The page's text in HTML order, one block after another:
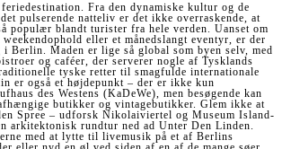
Fra den dynamiske kultur og de
pulserende natteliv er det ikke overraskende, at
populær blandt turister fra hele verden. Uanset om
eller et månedslangt eventyr, er der
i Berlin. Maden er lige så global som byen selv, med
og caféer, der serverer nogle af Tysklands
tyske retter til smagfulde internationale
er også et højdepunkt – der er ikke kun
des Westens (KaDeWe), men besøgende kan
butikker og vintagebutikker. Glem ikke at
Spree – udforsk Nikolaiviertel og Museum Island-
arkitektonisk rundtur ned ad Unter Den Linden.
med at lytte til livemusik på et af Berlins